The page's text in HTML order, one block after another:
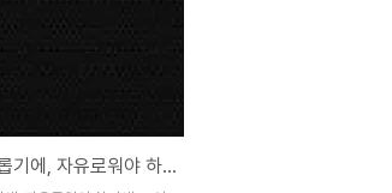
우리는 자유롭기에, 자유로워야 하기에―이태원 참사를 애도하며